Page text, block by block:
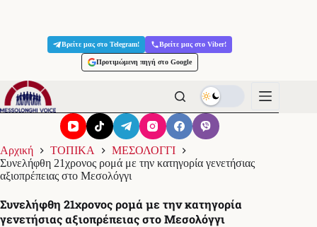
Βρείτε μας στο Telegram! Βρείτε μας στο Viber!
Προτιμώμενη πηγή στο Google
Αρχική ΤΟΠΙΚΑ
ΜΕΣΟΛΟΓΓΙ
Συνελήφθη 21χρονος ρομά με την κατηγορία γενετήσιας
αξιοπρέπειας στο Μεσολόγγι
Συνελήφθη 21χρονος ρομά με την κατηγορία
γενετήσιας αξιοπρέπειας στο Μεσολόγγι